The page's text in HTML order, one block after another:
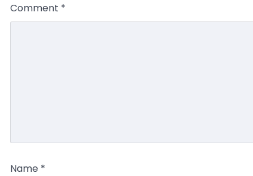
Comment *
Name *